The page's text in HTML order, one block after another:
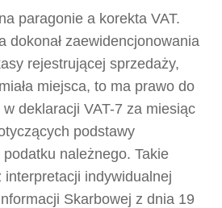
paragonie a korekta VAT.
dokonał zaewidencjonowania
rejestrującej sprzedaży,
miejsca, to ma prawo do
deklaracji VAT-7 za miesiąc
podstawy
należnego. Takie
indywidualnej
Skarbowej z dnia 19